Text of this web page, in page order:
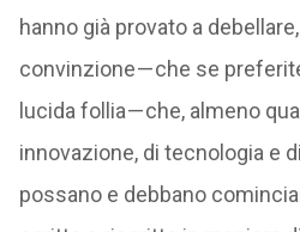
hanno già provato a
convinzione — che se
lucida follia — che, almeno
innovazione, di tecnologia e
possano e debbano